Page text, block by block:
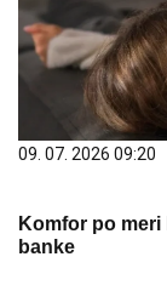
09. 07. 2026 09:20
Komfor po
banke